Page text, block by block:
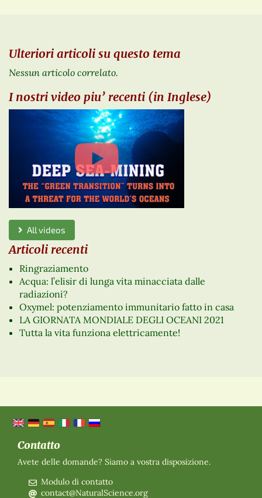
Ulteriori articoli su questo tema
Nessun articolo correlato.
I nostri video piu’ recenti (in Inglese)
All videos
Articoli recenti
Ringraziamento
Acqua: l’elisir di lunga vita minacciata dalle
radiazioni?
Oxymel: potenziamento immunitario fatto in casa
LA GIORNATA MONDIALE DEGLI OCEANI 2021
Tutta la vita funziona elettricamente!
Contatto
Avete delle domande? Siamo a vostra disposizione.
Modulo di contatto
contact@NaturalScience.org